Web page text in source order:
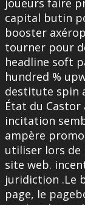
joueurs faire
capital butin
booster
tourner pour
headline soft
hundred %
destitute spin
État du
incitation
ampère
utiliser lors de
site web.
juridiction .Le
page, le